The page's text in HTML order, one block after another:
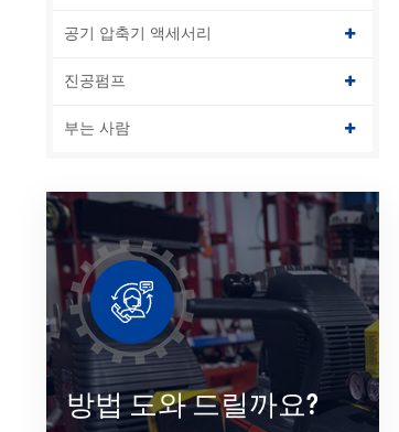
공기 압축기 액세서리
진공펌프
부는 사람
방법 도와 드릴까요?